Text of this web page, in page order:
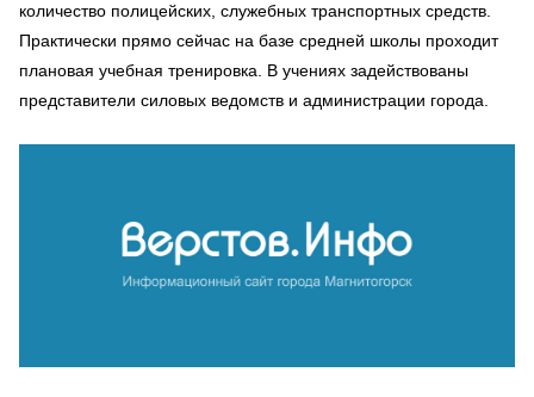
количество полицейских, служебных транспортных средств.
Практически прямо сейчас на базе средней школы проходит
плановая учебная тренировка. В учениях задействованы
представители силовых ведомств и администрации города.